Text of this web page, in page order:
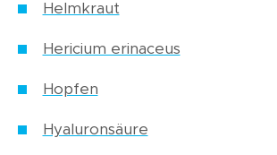
Helmkraut
Hericium erinaceus
Hopfen
Hyaluronsäure